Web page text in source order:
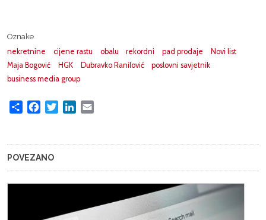
Oznake
nekretnine
cijene rastu obalu rekordni pad prodaje
Novi list
Maja Bogović
HGK Dubravko Ranilović
poslovni savjetnik
business media group
Share FacebookTwitterLinkedIn
POVEZANO